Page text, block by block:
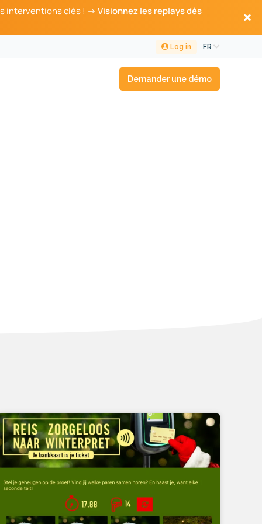
interventions clés ! → Visionnez les replays dès
FR
Log in
Demander une démo
MEMORY